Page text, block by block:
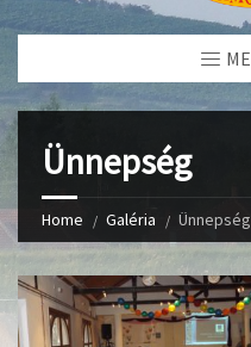
Ünnepség
Home Galéria Ünnepség